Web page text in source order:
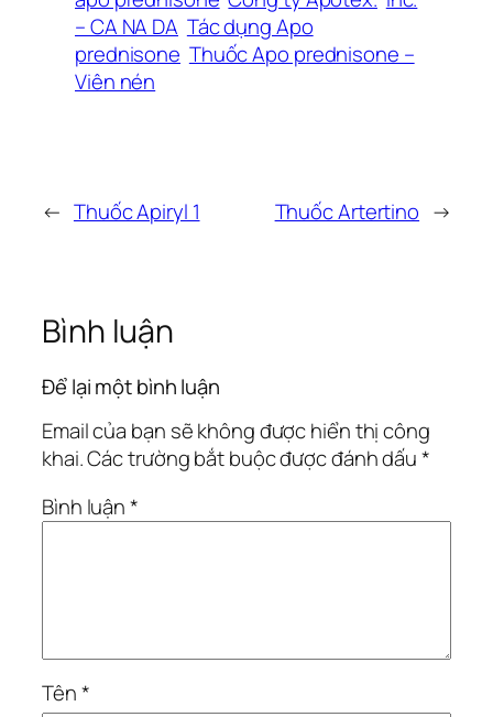
– CA NA DA Tác dụng Apo
prednisone Thuốc Apo prednisone –
Viên nén
← Thuốc Apiryl 1 Thuốc Artertino →
Bình luận
Để lại một bình luận
Email của bạn sẽ không được hiển thị công
khai.Các trường bắt buộc được đánh dấu*
Bình luận*
Tên*